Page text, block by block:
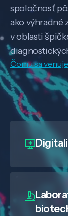
spoločnosť
ako výhradné
v oblasti
Čomu sa